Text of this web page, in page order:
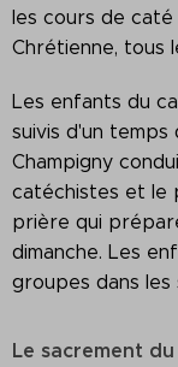
les cours de
Chrétienne, tous
Les enfants du
suivis d'un
Champigny
catéchistes et le
prière qui
dimanche. Les
groupes dans les
Le sacrement